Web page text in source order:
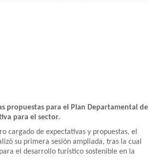
propuestas para el Plan Departamental de
para el sector.
cargado de expectativas y propuestas, el
su primera sesión ampliada, tras la cual
el desarrollo turístico sostenible en la